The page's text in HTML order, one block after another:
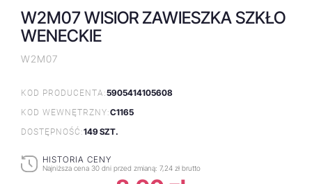
W2M07 WISIOR ZAWIESZKA SZKŁO
WENECKIE
W2M07
KOD PRODUCENTA:5905414105608
KOD WEWNĘTRZNY:C1165
DOSTĘPNOŚĆ:149 SZT.
HISTORIA CENY
Najniższa cena 30 dni przed zmianą: 7,24 zł brutto